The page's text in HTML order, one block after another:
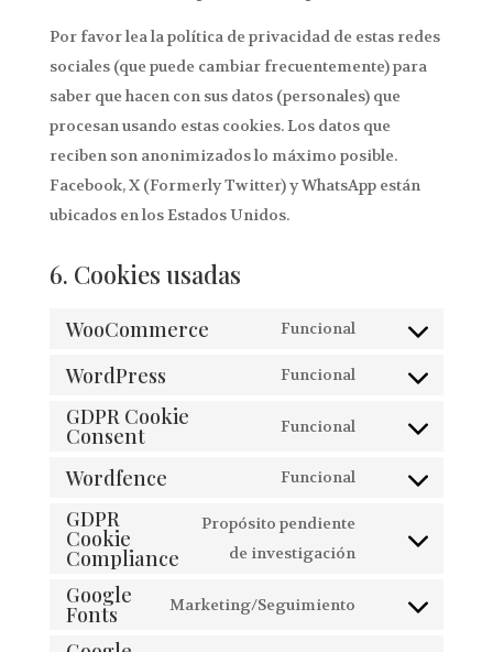
Por favor lea la política de privacidad de estas redes
sociales (que puede cambiar frecuentemente) para
saber que hacen con sus datos (personales) que
procesan usando estas cookies. Los datos que
reciben son anonimizados lo máximo posible.
Facebook, X (Formerly Twitter) y WhatsApp están
ubicados en los Estados Unidos.
6. Cookies usadas
WooCommerce Funcional
Consent
woocommerce
WordPress Funcional
Consent
wordpress
GDPR Cookie
Consent Funcional
Consent
Wordfence Funcional
Consent
service
GDPR
Cookie
Compliance
Propósito pendiente
de investigación
Consent
service
Google
Fonts Marketing/Seguimiento
Consent